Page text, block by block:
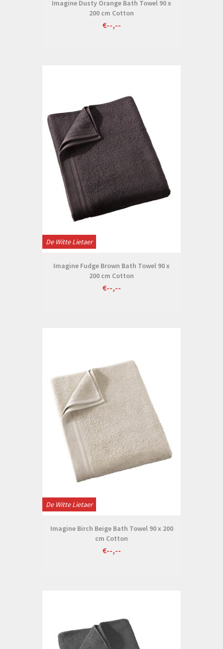
Imagine Dusty Orange Bath Towel 90 x
200 cm Cotton
€--,--
De Witte Lietaer
Imagine Fudge Brown Bath Towel 90 x
200 cm Cotton
€--,--
De Witte Lietaer
Imagine Birch Beige Bath Towel 90 x 200
cm Cotton
€--,--